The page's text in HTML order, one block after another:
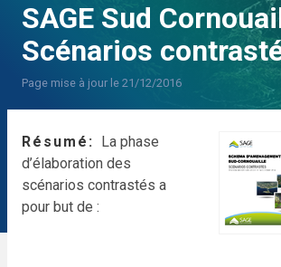
SAGE Sud
Scénarios
Page mise à jour le 21/12/2016
Résumé
La phase
d’élaboration des
scénarios contrastés a
pour but de :